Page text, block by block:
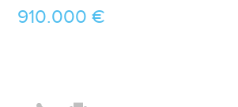
910.000 €